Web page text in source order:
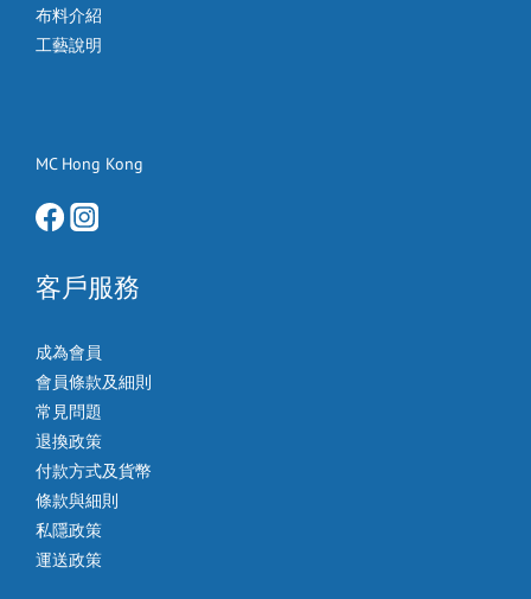
布料介紹
工藝說明
MC Hong Kong
客戶服務
成為會員
會員條款及細則
常見問題
退換政策
付款方式及貨幣
條款與細則
私隱政策
運送政策